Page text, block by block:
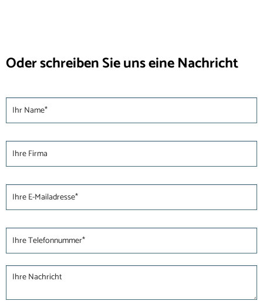
Oder schreiben Sie uns eine Nachricht